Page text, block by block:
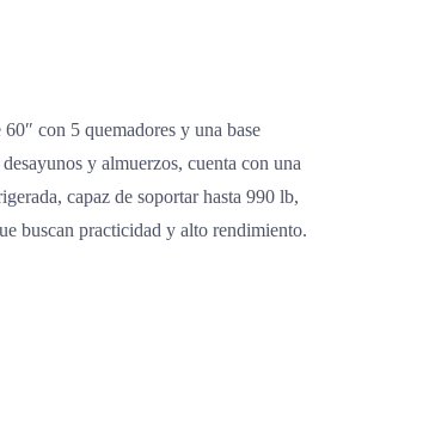
con 5 quemadores y una base
y almuerzos, cuenta con una
capaz de soportar hasta 990 lb,
buscan practicidad y alto rendimiento.